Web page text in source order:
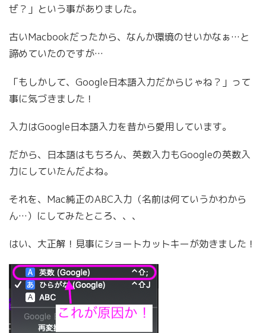
ぜ？」という事がありました。
古いMacbookだったから、なんか環境のせいかなぁ…と
諦めていたのですが…
「もしかして、Google日本語入力だからじゃね？」って
事に気づきました！
入力はGoogle日本語入力を昔から愛用しています。
だから、日本語はもちろん、英数入力もGoogleの英数入
力にしていたんだよね。
それを、Mac純正のABC入力（名前は何ていうかわから
ん…）にしてみたところ、、、
はい、大正解！見事にショートカットキーが効きました！